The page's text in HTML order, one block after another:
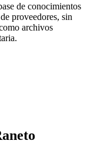
de conocimientos
proveedores, sin
archivos